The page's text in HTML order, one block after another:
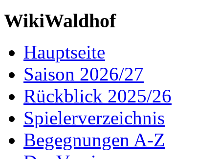
WikiWaldhof
Hauptseite
Saison 2026/27
Rückblick 2025/26
Spielerverzeichnis
Begegnungen A-Z